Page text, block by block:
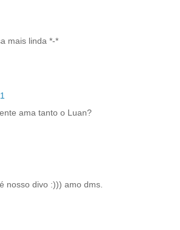
mais linda *-*
ama tanto o Luan?
nosso divo :))) amo dms.